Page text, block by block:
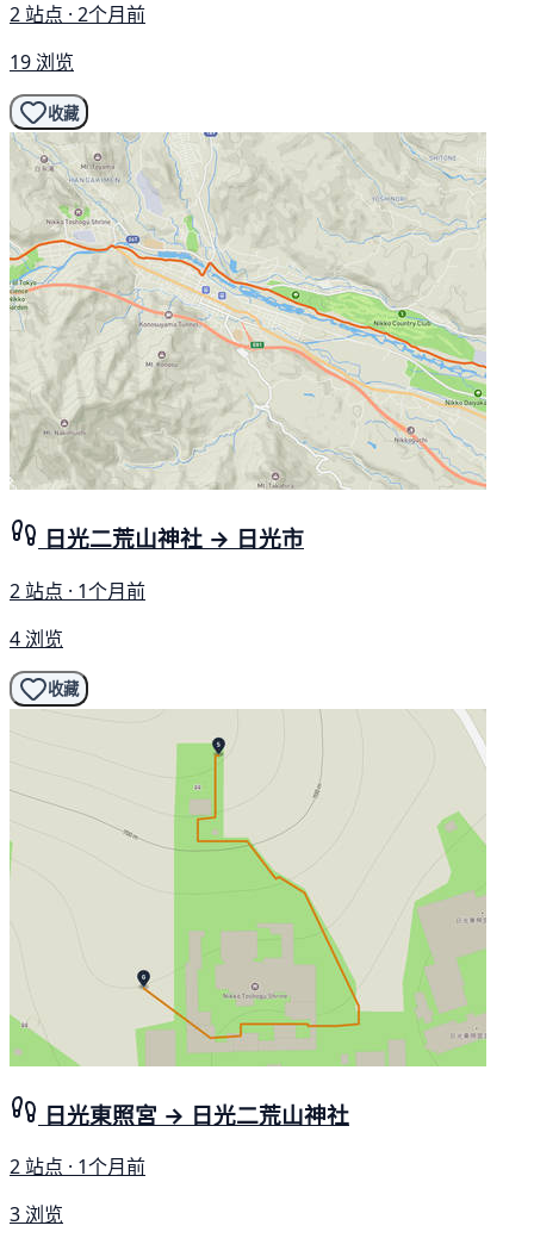
2 站点 · 2个月前
19 浏览
收藏
日光二荒山神社 → 日光市
2 站点 · 1个月前
4 浏览
收藏
日光東照宮 → 日光二荒山神社
2 站点 · 1个月前
3 浏览